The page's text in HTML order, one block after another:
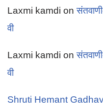
Laxmi kamdi on
वी
Laxmi kamdi on
वी
Shruti Hemant